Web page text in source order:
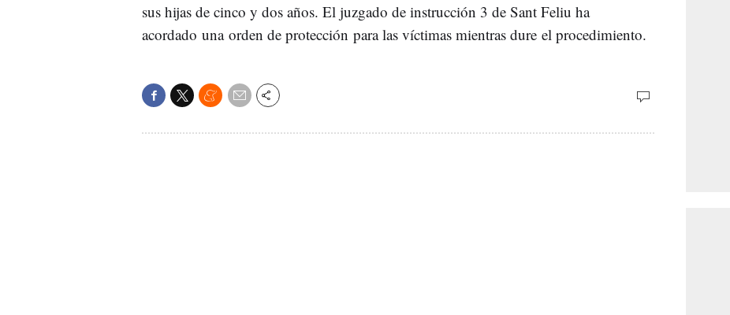
sus hijas de cinco y dos años. El juzgado de instrucción 3 de Sant Feliu ha
acordado una orden de protección para las víctimas mientras dure el procedimiento.